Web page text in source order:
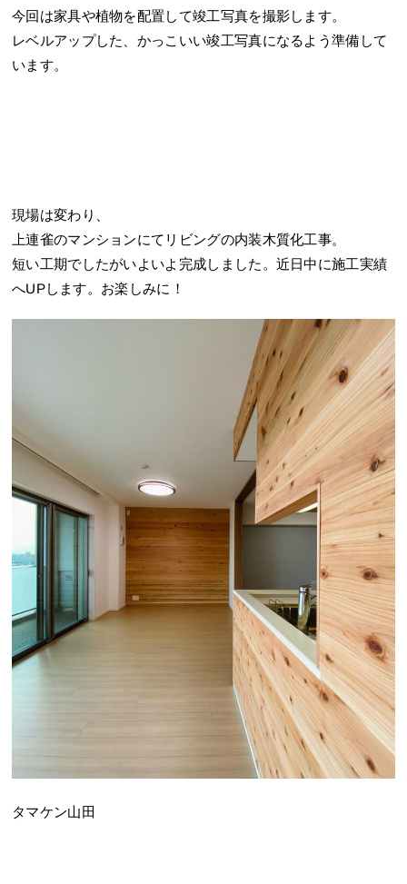
今回は家具や植物を配置して竣工写真を撮影します。
レベルアップした、かっこいい竣工写真になるよう準備して
います。
現場は変わり、
上連雀のマンションにてリビングの内装木質化工事。
短い工期でしたがいよいよ完成しました。近日中に施工実績
へUPします。お楽しみに！
タマケン山田